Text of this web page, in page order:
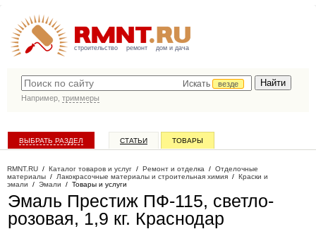
строительство ремонт дом и дача
Искать
везде
Например, триммеры
ВЫБРАТЬ РАЗДЕЛ СТАТЬИ ТОВАРЫ
RMNT.RU / Каталог товаров и услуг / Ремонт и отделка / Отделочные
материалы / Лакокрасочные материалы и строительная химия / Краски и
эмали / Эмали / Товары и услуги
Эмаль Престиж ПФ-115, светло-
розовая, 1,9 кг. Краснодар